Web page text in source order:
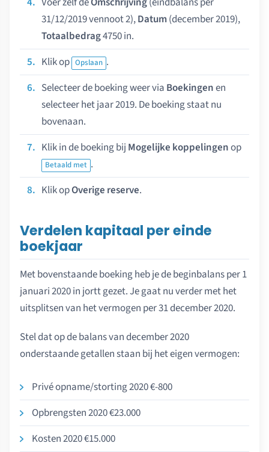
31/12/2019 vennoot 2),Datum(december 2019),
Totaalbedrag4750 in.
Klik op Opslaan .
Selecteer de boeking weer via Boekingenen
selecteer het jaar 2019. De boeking staat nu
bovenaan.
Klik in de boeking bij Mogelijke koppelingenop
Betaald met .
Klik opOverige reserve.
Verdelen kapitaal per einde
boekjaar
Met bovenstaande boeking heb je de beginbalans per 1
januari 2020 in jortt gezet. Je gaat nu verder met het
uitsplitsen van het vermogen per 31 december 2020.
Stel dat op de balans van december 2020
onderstaande getallen staan bij het eigen vermogen:
Privé opname/storting 2020 €-800
Opbrengsten 2020 €23.000
Kosten 2020 €15.000